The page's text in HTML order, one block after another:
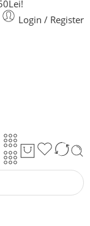
Login / Register